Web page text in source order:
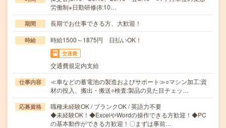
労働制※日勤研修(8:10…
期間 長期でお仕事できる方、大歓迎！
時給 時給1500～1875円 日払いOK！
交通費
交通費規定内支給
仕事内容
≪車などの蓄電池の製造およびサポート≫○マシン加工:資
材の投入、搬出・搬送○検査:製品の見た目チェッ…
応募資格
職種未経験OK / ブランクOK / 英語力不要
◆未経験OK！◆ExcelやWordの操作できる方歓迎！◆PC
の基本動作ができる方歓迎！〇まずは事前…